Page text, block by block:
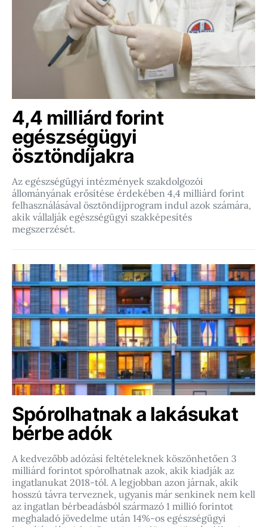
4,4 milliárd forint
egészségügyi
ösztöndíjakra
Az egészségügyi intézmények szakdolgozói
állományának erősítése érdekében 4,4 milliárd forint
felhasználásával ösztöndíjprogram indul azok számára,
akik vállalják egészségügyi szakképesítés
megszerzését.
Spórolhatnak a lakásukat
bérbe adók
A kedvezőbb adózási feltételeknek köszönhetően 3
milliárd forintot spórolhatnak azok, akik kiadják az
ingatlanukat 2018-tól. A legjobban azon járnak, akik
hosszú távra terveznek, ugyanis már senkinek nem kell
az ingatlan bérbeadásból származó 1 millió forintot
meghaladó jövedelme után 14%-os egészségügyi